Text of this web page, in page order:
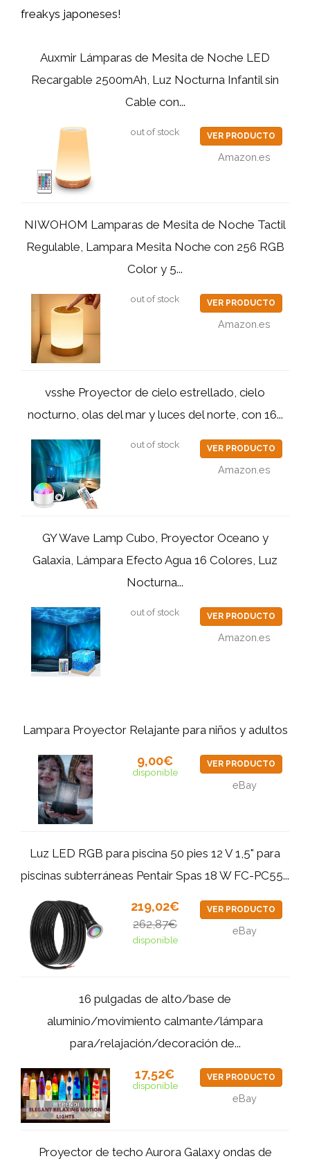
freakys japoneses!
Auxmir Lámparas de Mesita de Noche LED
Recargable 2500mAh, Luz Nocturna Infantil sin
Cable con...
out of stock VER PRODUCTO
Amazon.es
NIWOHOM Lamparas de Mesita de Noche Tactil
Regulable, Lampara Mesita Noche con 256 RGB
Color y 5...
out of stock VER PRODUCTO
Amazon.es
vsshe Proyector de cielo estrellado, cielo
nocturno, olas del mar y luces del norte, con 16...
out of stock VER PRODUCTO
Amazon.es
GY Wave Lamp Cubo, Proyector Oceano y
Galaxia, Lámpara Efecto Agua 16 Colores, Luz
Nocturna...
out of stock VER PRODUCTO
Amazon.es
Lampara Proyector Relajante para niños y adultos
9,00€
disponible
VER PRODUCTO
eBay
Luz LED RGB para piscina 50 pies 12 V 1,5" para
piscinas subterráneas Pentair Spas 18 W FC-PC55...
219,02€
262,87€
disponible
VER PRODUCTO
eBay
16 pulgadas de alto/base de
aluminio/movimiento calmante/lámpara
para/relajación/decoración de...
17,52€
disponible
VER PRODUCTO
eBay
Proyector de techo Aurora Galaxy ondas de